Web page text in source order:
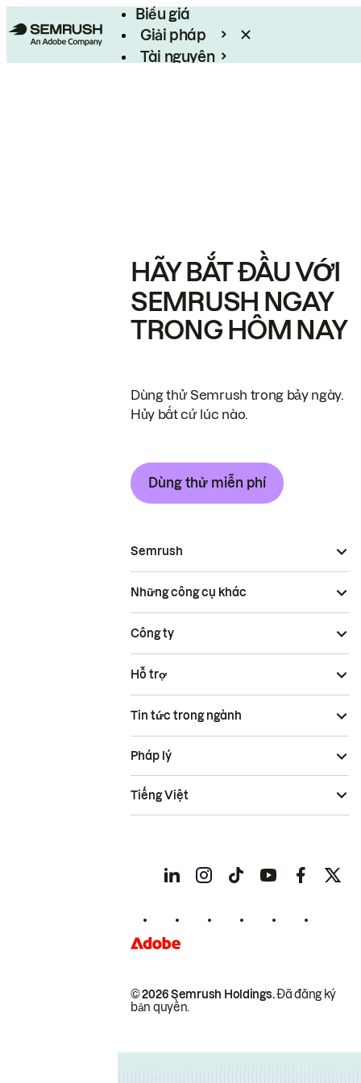
Biểu giá
Giải pháp
Tài nguyên
HÃY BẮT ĐẦU VỚI
SEMRUSH NGAY
TRONG HÔM NAY
Dùng thử Semrush trong bảy ngày.
Hủy bất cứ lúc nào.
Dùng thử miễn phí
Semrush
Những công cụ khác
Công ty
Hỗ trợ
Tin tức trong ngành
© 2026 Semrush Holdings.Đã đăng ký
bản quyền.
Pháp lý
Tiếng Việt